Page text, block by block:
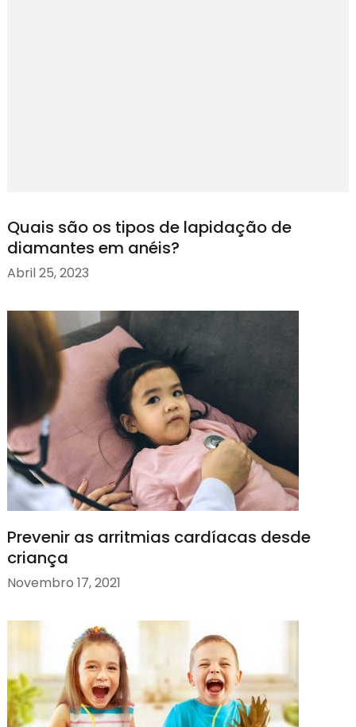
Quais são os tipos de lapidação de
diamantes em anéis?
Abril 25, 2023
Prevenir as arritmias cardíacas desde
criança
Novembro 17, 2021